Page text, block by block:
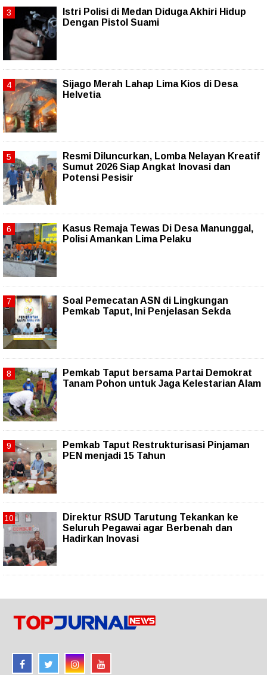
Istri Polisi di Medan Diduga Akhiri Hidup
Dengan Pistol Suami
Sijago Merah Lahap Lima Kios di Desa
Helvetia
Resmi Diluncurkan, Lomba Nelayan Kreatif
Sumut 2026 Siap Angkat Inovasi dan
Potensi Pesisir
Kasus Remaja Tewas Di Desa Manunggal,
Polisi Amankan Lima Pelaku
Soal Pemecatan ASN di Lingkungan
Pemkab Taput, Ini Penjelasan Sekda
Pemkab Taput bersama Partai Demokrat
Tanam Pohon untuk Jaga Kelestarian Alam
Pemkab Taput Restrukturisasi Pinjaman
PEN menjadi 15 Tahun‎
Direktur RSUD Tarutung Tekankan ke
Seluruh Pegawai agar Berbenah dan
Hadirkan Inovasi